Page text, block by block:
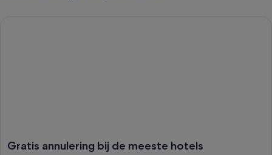
Gratis annulering bij de meeste hotels